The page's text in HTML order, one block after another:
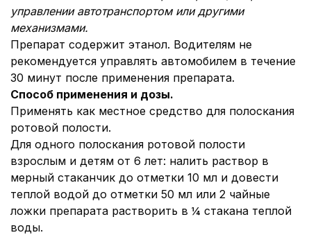
управлении автотранспортом или другими
механизмами.
Препарат содержит этанол. Водителям не
рекомендуется управлять автомобилем в течение
30 минут после применения препарата.
Способ применения и дозы.
Применять как местное средство для полоскания
ротовой полости.
Для одного полоскания ротовой полости
взрослым и детям от 6 лет: налить раствор в
мерный стаканчик до отметки 10 мл и довести
теплой водой до отметки 50 мл или 2 чайные
ложки препарата растворить в ¼ стакана теплой
воды.